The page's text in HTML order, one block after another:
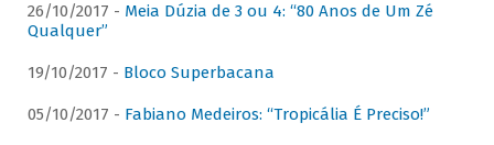
26/10/2017 - Meia Dúzia de 3 ou 4: “80 Anos de Um Zé
Qualquer”
19/10/2017 - Bloco Superbacana
05/10/2017 - Fabiano Medeiros: “Tropicália É Preciso!”